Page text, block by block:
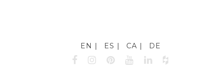
EN ES CA DE